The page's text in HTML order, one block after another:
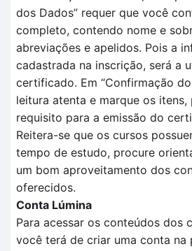
dos Dados” requer que você
completo, contendo nome e
abreviações e apelidos. Pois a
cadastrada na inscrição, será a
certificado. Em “Confirmação
leitura atenta e marque os
requisito para a emissão do
Reitera-se que os cursos
tempo de estudo, procure
um bom aproveitamento dos
oferecidos.
Conta Lúmina
Para acessar os conteúdos dos
você terá de criar uma conta na